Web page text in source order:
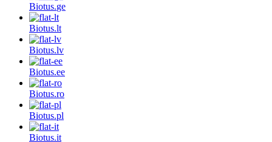
Biotus.ge
Biotus.lt
Biotus.lv
Biotus.ee
Biotus.ro
Biotus.pl
Biotus.it